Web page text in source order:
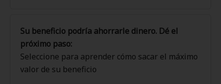
Su beneficio podría ahorrarle dinero. Dé el
próximo paso:
Seleccione para aprender cómo sacar el máximo
valor de su beneficio